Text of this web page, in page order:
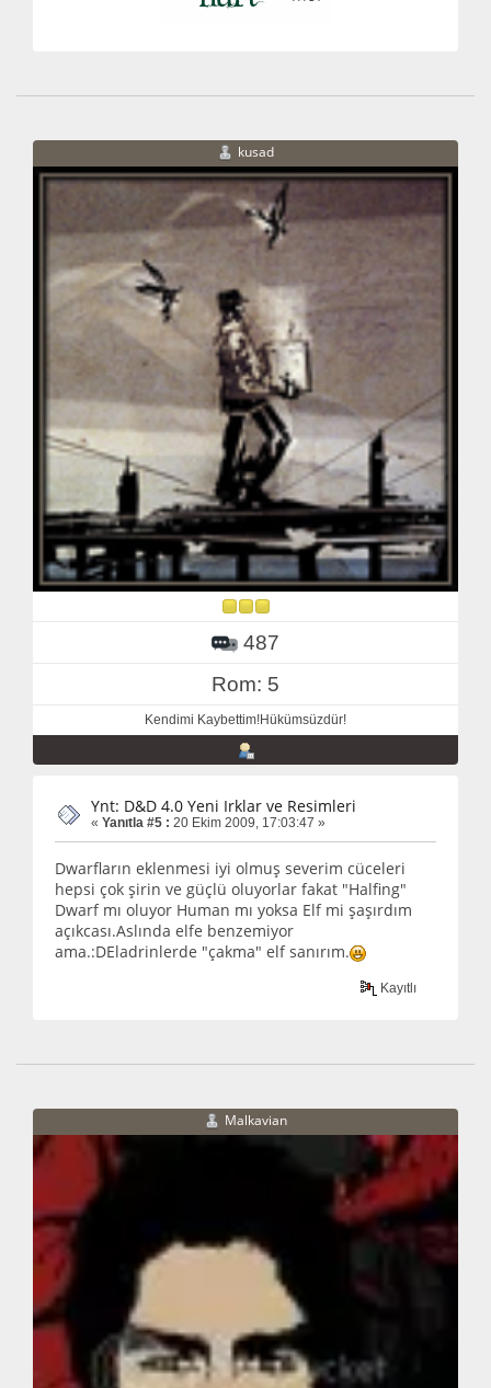
kusad
487
Rom: 5
Kendimi Kaybettim!Hükümsüzdür!
Ynt: D&D 4.0 Yeni Irklar ve Resimleri
« Yanıtla #5 : 20 Ekim 2009, 17:03:47 »
Dwarfların eklenmesi iyi olmuş severim cüceleri
hepsi çok şirin ve güçlü oluyorlar fakat "Halfing"
Dwarf mı oluyor Human mı yoksa Elf mi şaşırdım
açıkcası.Aslında elfe benzemiyor
ama.:DEladrinlerde "çakma" elf sanırım.
Kayıtlı
Malkavian